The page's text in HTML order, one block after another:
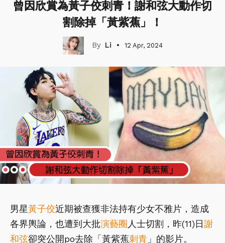
曾因欣賞為黃子佼刺青！謝和弦大動作切
割除掉「黃紫蕉」！
Li 12 Apr, 2024
男星黃子佼近期被查獲非法持有少女不雅片，造成
各界輿論，也遭到大批演藝圈 人士切割，昨(11)日謝
和弦卻突公開po去除「黃紫蕉刺青 」的影片。